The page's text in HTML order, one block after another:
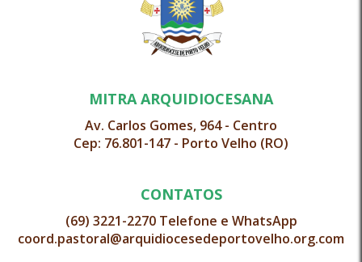
MITRA ARQUIDIOCESANA
Av. Carlos Gomes, 964 - Centro
Cep: 76.801-147 - Porto Velho (RO)
CONTATOS
(69) 3221-2270 Telefone e WhatsApp
coord.pastoral@arquidiocesedeportovelho.org.com